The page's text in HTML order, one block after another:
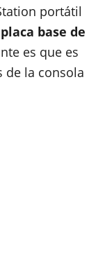
portátil
base de
es que es
de la consola